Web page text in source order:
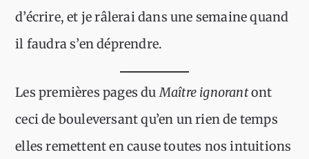
d’écrire, et je râlerai dans une semaine quand
il faudra s’en déprendre.
Les premières pages duMaître ignorantont
ceci de bouleversant qu’en un rien de temps
elles remettent en cause toutes nos intuitions